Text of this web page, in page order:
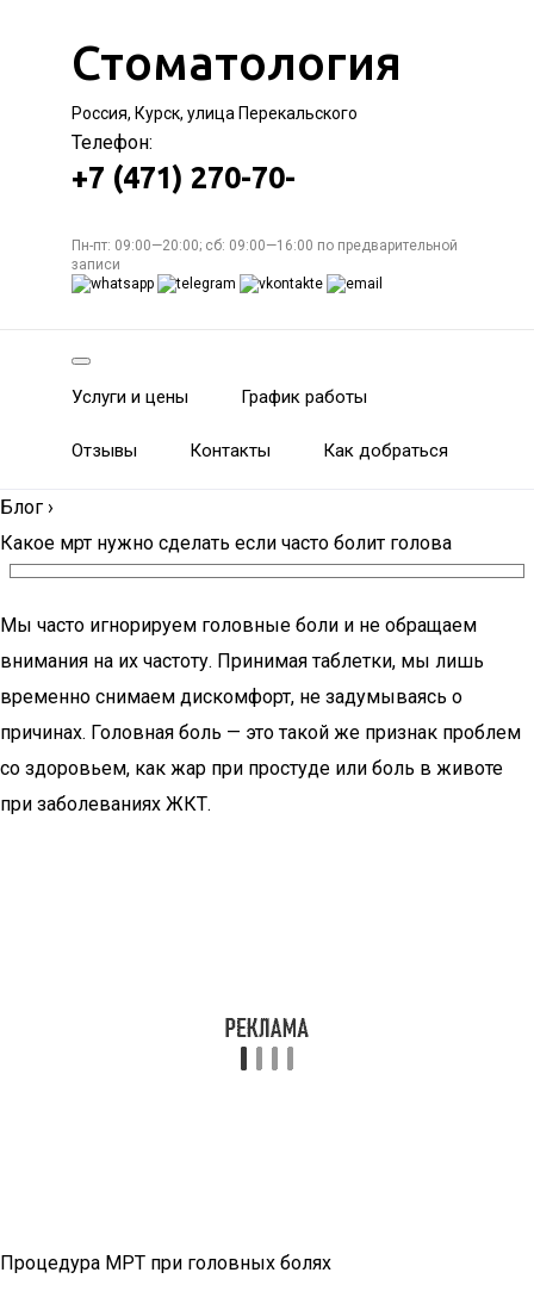
Стоматология
Россия, Курск, улица Перекальского
Телефон:
+7 (471) 270-70-
Пн-пт: 09:00—20:00; сб: 09:00—16:00 по предварительной
записи
Услуги и цены График работы
Отзывы Контакты Как добраться
Блог ›
Какое мрт нужно сделать если часто болит голова
Мы часто игнорируем головные боли и не обращаем
внимания на их частоту. Принимая таблетки, мы лишь
временно снимаем дискомфорт, не задумываясь о
причинах. Головная боль — это такой же признак проблем
со здоровьем, как жар при простуде или боль в животе
при заболеваниях ЖКТ.
Процедура МРТ при головных болях